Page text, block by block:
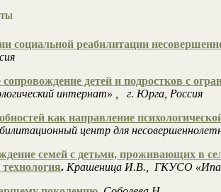
социальной реабилитации
сопровождение детей и подростков с
интернат» , г. Юрга, Россия
как направление
центр для
семей с детьми, проживающих в
. Крашеница И.В., ГКУСО